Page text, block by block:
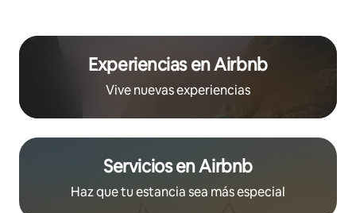
Experiencias en Airbnb
Vive nuevas experiencias
Servicios en Airbnb
Haz que tu estancia sea más especial